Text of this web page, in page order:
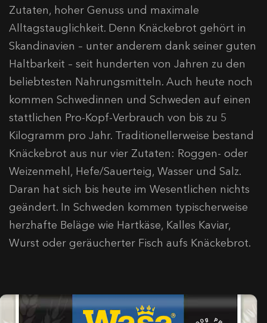
Zutaten, hoher Genuss und maximale
Alltagstauglichkeit. Denn Knäckebrot gehört in
Skandinavien – unter anderem dank seiner guten
Haltbarkeit – seit hunderten von Jahren zu den
beliebtesten Nahrungsmitteln. Auch heute noch
kommen Schwedinnen und Schweden auf einen
stattlichen Pro-Kopf-Verbrauch von bis zu 5
Kilogramm pro Jahr. Traditionellerweise bestand
Knäckebrot aus nur vier Zutaten: Roggen- oder
Weizenmehl, Hefe/Sauerteig, Wasser und Salz.
Daran hat sich bis heute im Wesentlichen nichts
geändert. In Schweden kommen typischerweise
herzhafte Beläge wie Hartkäse, Kalles Kaviar,
Wurst oder geräucherter Fisch aufs Knäckebrot.